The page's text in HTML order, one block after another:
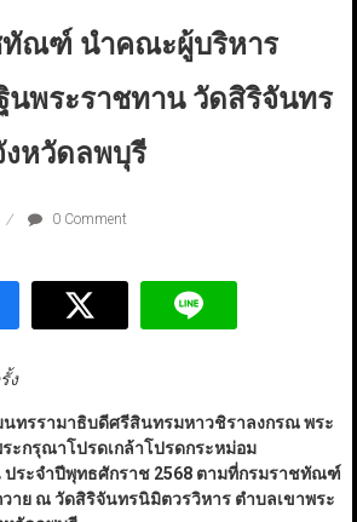
ทัณฑ์ นำคณะผู้บริหาร
นพระราชทาน วัดสิริจันทร
หวัดลพบุรี
0 Comment
ง
นทรรามาธิบดีศรีสินทรมหาวชิราลงกรณ พระ
ระกรุณาโปรดเกล้าโปรดกระหม่อม
ประจำปีพุทธศักราช 2568 ตามที่กรมราชทัณฑ์
าย ณ วัดสิริจันทรนิมิตวรวิหาร ตำบลเขาพระ